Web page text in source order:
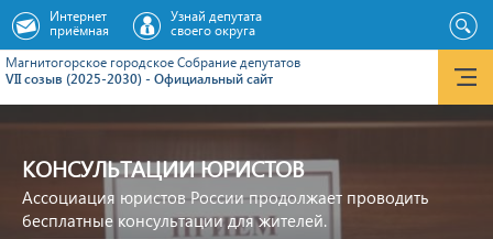
Магнитогорское городское Cобрание депутатов
VII созыв (2025-2030) - Официальный сайт
Интернет
приёмная
Узнай депутата
своего округа
КОНСУЛЬТАЦИИ ЮРИСТОВ
Ассоциация юристов России продолжает проводить
бесплатные консультации для жителей.